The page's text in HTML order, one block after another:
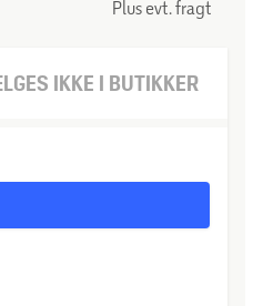
Plus evt. fragt
IKKE I BUTIKKER